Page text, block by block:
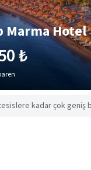
Marma Hotel
₺
kadar çok geniş